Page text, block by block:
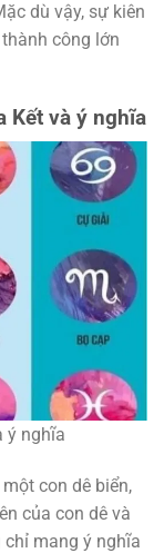
dù vậy, sự kiên
công lớn
Kết và ý nghĩa
ý nghĩa
con dê biển,
của con dê và
mang ý nghĩa